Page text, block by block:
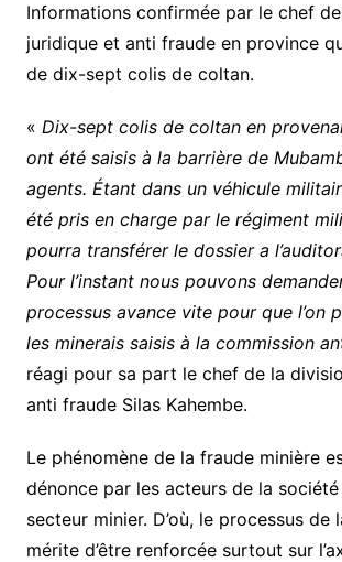
Informations confirmée par le chef
juridique et anti fraude en province
de dix-sept colis de coltan.
« Dix-sept colis de coltan en
ont été saisis à la barrière de
agents. Étant dans un véhicule
été pris en charge par le régiment
pourra transférer le dossier a
Pour l’instant nous pouvons
processus avance vite pour que l’on
les minerais saisis à la commission
réagi pour sa part le chef de la
anti fraude Silas Kahembe.
Le phénomène de la fraude minière
dénonce par les acteurs de la
secteur minier. D’où, le processus de
mérite d’être renforcée surtout sur